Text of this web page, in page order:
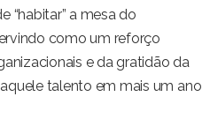
“habitar” a mesa do
como um reforço
e da gratidão da
talento em mais um ano